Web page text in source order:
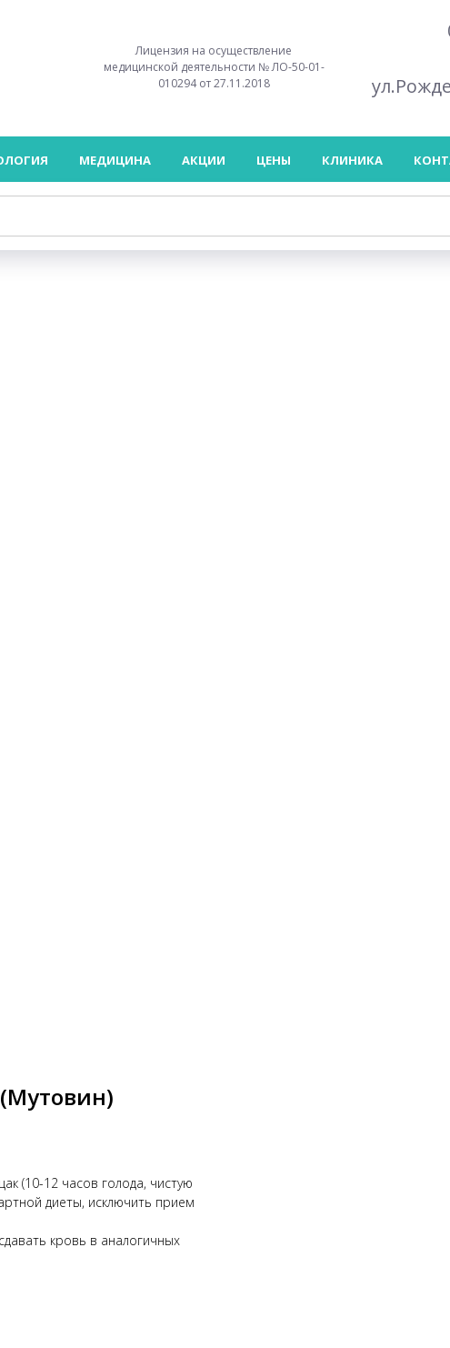
Лицензия на осуществление
медицинской деятельности № ЛО-50-01-
010294 от 27.11.2018
МЕДИЦИНА АКЦИИ ЦЕНЫ КЛИНИКА
(10-12 часов голода, чистую
диеты, исключить прием
кровь в аналогичных